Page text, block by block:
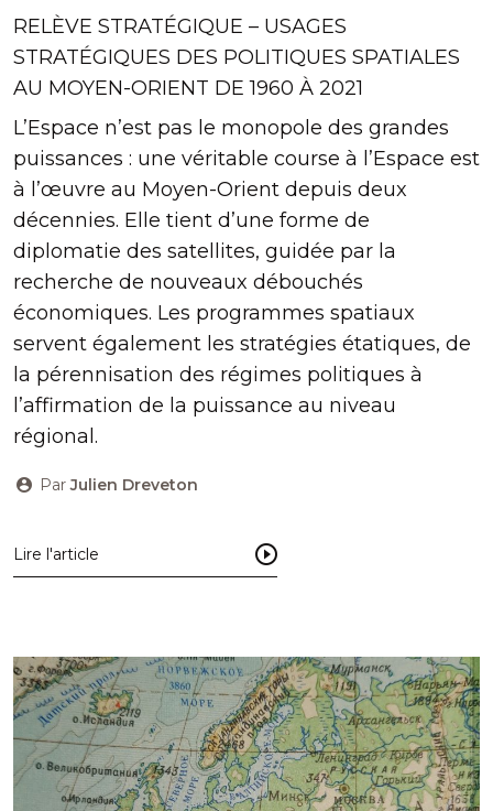
RELÈVE STRATÉGIQUE – USAGES
STRATÉGIQUES DES POLITIQUES SPATIALES
AU MOYEN-ORIENT DE 1960 À 2021
L’Espace n’est pas le monopole des grandes
puissances : une véritable course à l’Espace est
à l’œuvre au Moyen-Orient depuis deux
décennies. Elle tient d’une forme de
diplomatie des satellites, guidée par la
recherche de nouveaux débouchés
économiques. Les programmes spatiaux
servent également les stratégies étatiques, de
la pérennisation des régimes politiques à
l’affirmation de la puissance au niveau
régional.
ParJulien Dreveton
Lire l'article